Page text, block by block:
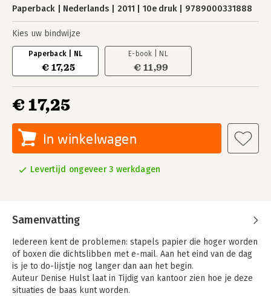
Paperback Nederlands 2011 10e druk 9789000331888
Kies uw bindwijze
Paperback | NL
€ 17,25
E-book | NL
€ 11,99
€ 17,25
In winkelwagen
Levertijd ongeveer 3 werkdagen
Samenvatting
Iedereen kent de problemen: stapels papier die hoger worden
of boxen die dichtslibben met e-mail. Aan het eind van de dag
is je to do-lijstje nog langer dan aan het begin.
Auteur Denise Hulst laat in Tijdig van kantoor zien hoe je deze
situaties de baas kunt worden.